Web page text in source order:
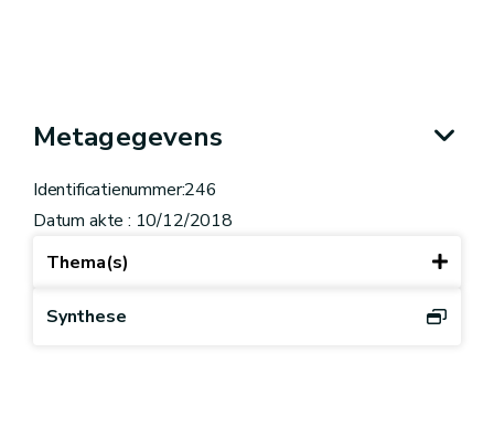
Metagegevens
Identificatienummer:246
Datum akte : 10/12/2018
Thema(s)
Synthese